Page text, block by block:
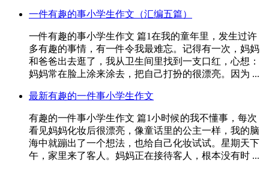
一件有趣的事小学生作文（汇编五篇）
一件有趣的事小学生作文 篇1在我的童年里，发生过许
多有趣的事情，有一件令我最难忘。记得有一次，妈妈
和爸爸出去逛了，我从卫生间里找到一支口红，心想：
妈妈常在脸上涂来涂去，把自己打扮的很漂亮。因为 ...
最新有趣的一件事小学生作文
有趣的一件事小学生作文 篇1小时候的我不懂事，每次
看见妈妈化妆后很漂亮，像童话里的公主一样，我的脑
海中就蹦出了一个想法，也给自己化妆试试。星期天下
午，家里来了客人。妈妈正在接待客人，根本没有时 ...